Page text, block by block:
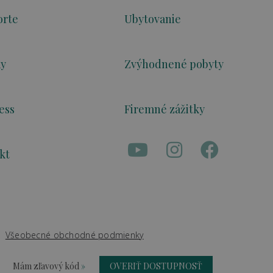
Ubytovanie
Zvýhodnené pobyty
Firemné zážitky
Všeobecné obchodné podmienky
Mám zľavový kód » OVERIŤ DOSTUPNOSŤ